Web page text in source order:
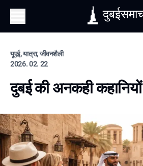
यूएई, यात्रा, जीवनशैली
2026. 02. 22
दुबई की अनकही